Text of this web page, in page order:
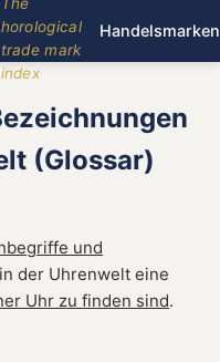
horological
trade mark
index
Handelsmarken
(Glossar)
und
der Uhrenwelt eine
Uhr zu finden sind.